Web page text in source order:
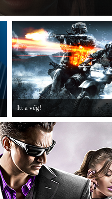
XIII című játék első hivatalos
Itt a vég!
Hamarosan minden infó kiderül a
Battlefield 3 utolsó, End Game
kiegészítőjéről.